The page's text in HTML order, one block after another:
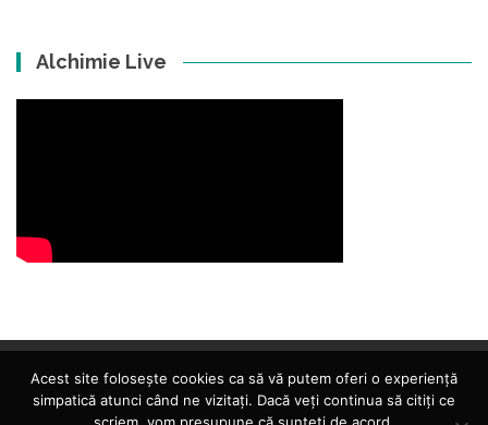
Alchimie Live
Acest site folosește cookies ca să vă putem oferi o experiență
simpatică atunci când ne vizitați. Dacă veți continua să citiți ce